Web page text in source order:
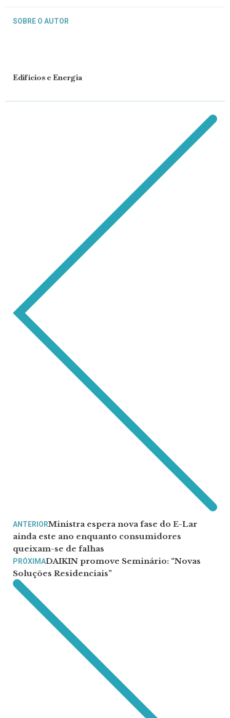
SOBRE O AUTOR
Edifícios e Energia
ANTERIORMinistra espera nova fase do E-Lar
ainda este ano enquanto consumidores
queixam-se de falhas
PRÓXIMADAIKIN promove Seminário: “Novas
Soluções Residenciais”